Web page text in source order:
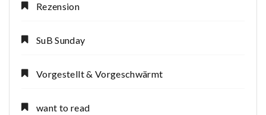
Rezension
SuB Sunday
Vorgestellt & Vorgeschwärmt
want to read